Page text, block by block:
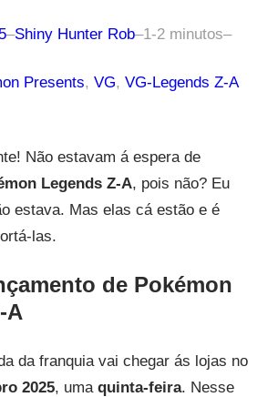
–Shiny Hunter Rob–1-2 minutos–
Presents, VG, VG-Legends Z-A
Não estavam á espera de
Legends Z-A, pois não? Eu
estava. Mas elas cá estão e é
las.
de Pokémon
A
da franquia vai chegar ás lojas no
2025, uma quinta-feira. Nesse